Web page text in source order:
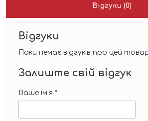
Відгуки (0)
Відгуки
Поки немає відгуків про цей
Залиште свій відгук
Ваше ім'я *